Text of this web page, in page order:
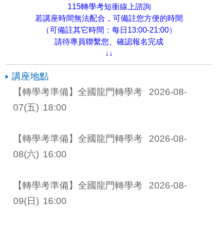
115轉學考短衝線上諮詢
若講座時間無法配合，可備註您方便的時間
（可備註其它時間：每日13:00-21:00）
請待專員聯繫您、確認報名完成
↓↓
講座地點
【轉學考準備】全國龍門轉學考
2026-08-
07(五) 18:00
【轉學考準備】全國龍門轉學考
2026-08-
08(六) 16:00
【轉學考準備】全國龍門轉學考
2026-08-
09(日) 16:00